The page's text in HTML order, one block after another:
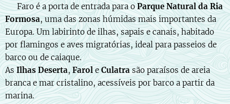
🇵🇹 Faro é a porta de entrada para oParque Natural da Ria
Formosa, uma das zonas húmidas mais importantes da
Europa. Um labirinto de ilhas, sapais e canais, habitado
por flamingos e aves migratórias, ideal para passeios de
barco ou de caiaque.
As Ilhas Deserta, FaroleCulatra são paraísos de areia
branca e mar cristalino, acessíveis por barco a partir da
marina.